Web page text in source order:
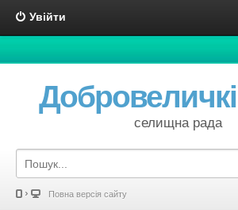
Увійти
селищна рада
Повна версія сайту